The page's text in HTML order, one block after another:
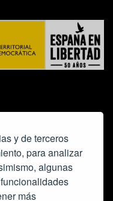
y de terceros
para analizar
algunas
más